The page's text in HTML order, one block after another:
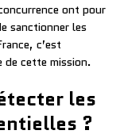
ont pour
sanctionner les
c’est
de cette mission.
les
?